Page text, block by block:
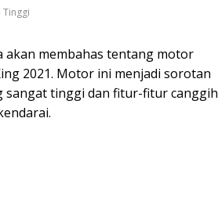
akan membahas tentang motor
2021. Motor ini menjadi sorotan
sangat tinggi dan fitur-fitur canggih